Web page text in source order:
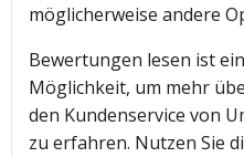
möglicherweise andere
Bewertungen lesen ist
Möglichkeit, um mehr
den Kundenservice von
zu erfahren. Nutzen Sie